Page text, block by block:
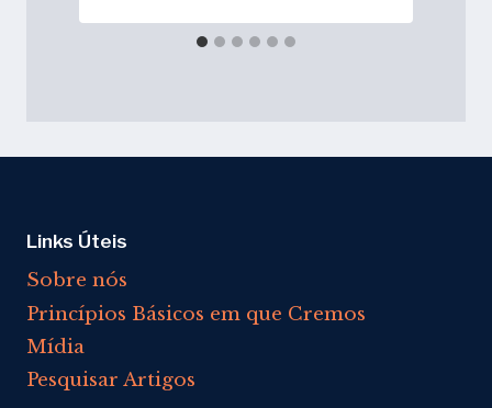
Links Úteis
Sobre nós
Princípios Básicos em que Cremos
Mídia
Pesquisar Artigos